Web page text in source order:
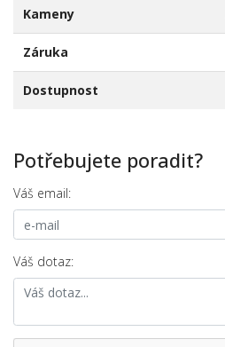
Kameny
Záruka
Dostupnost
Potřebujete poradit?
Váš email:
Váš dotaz: